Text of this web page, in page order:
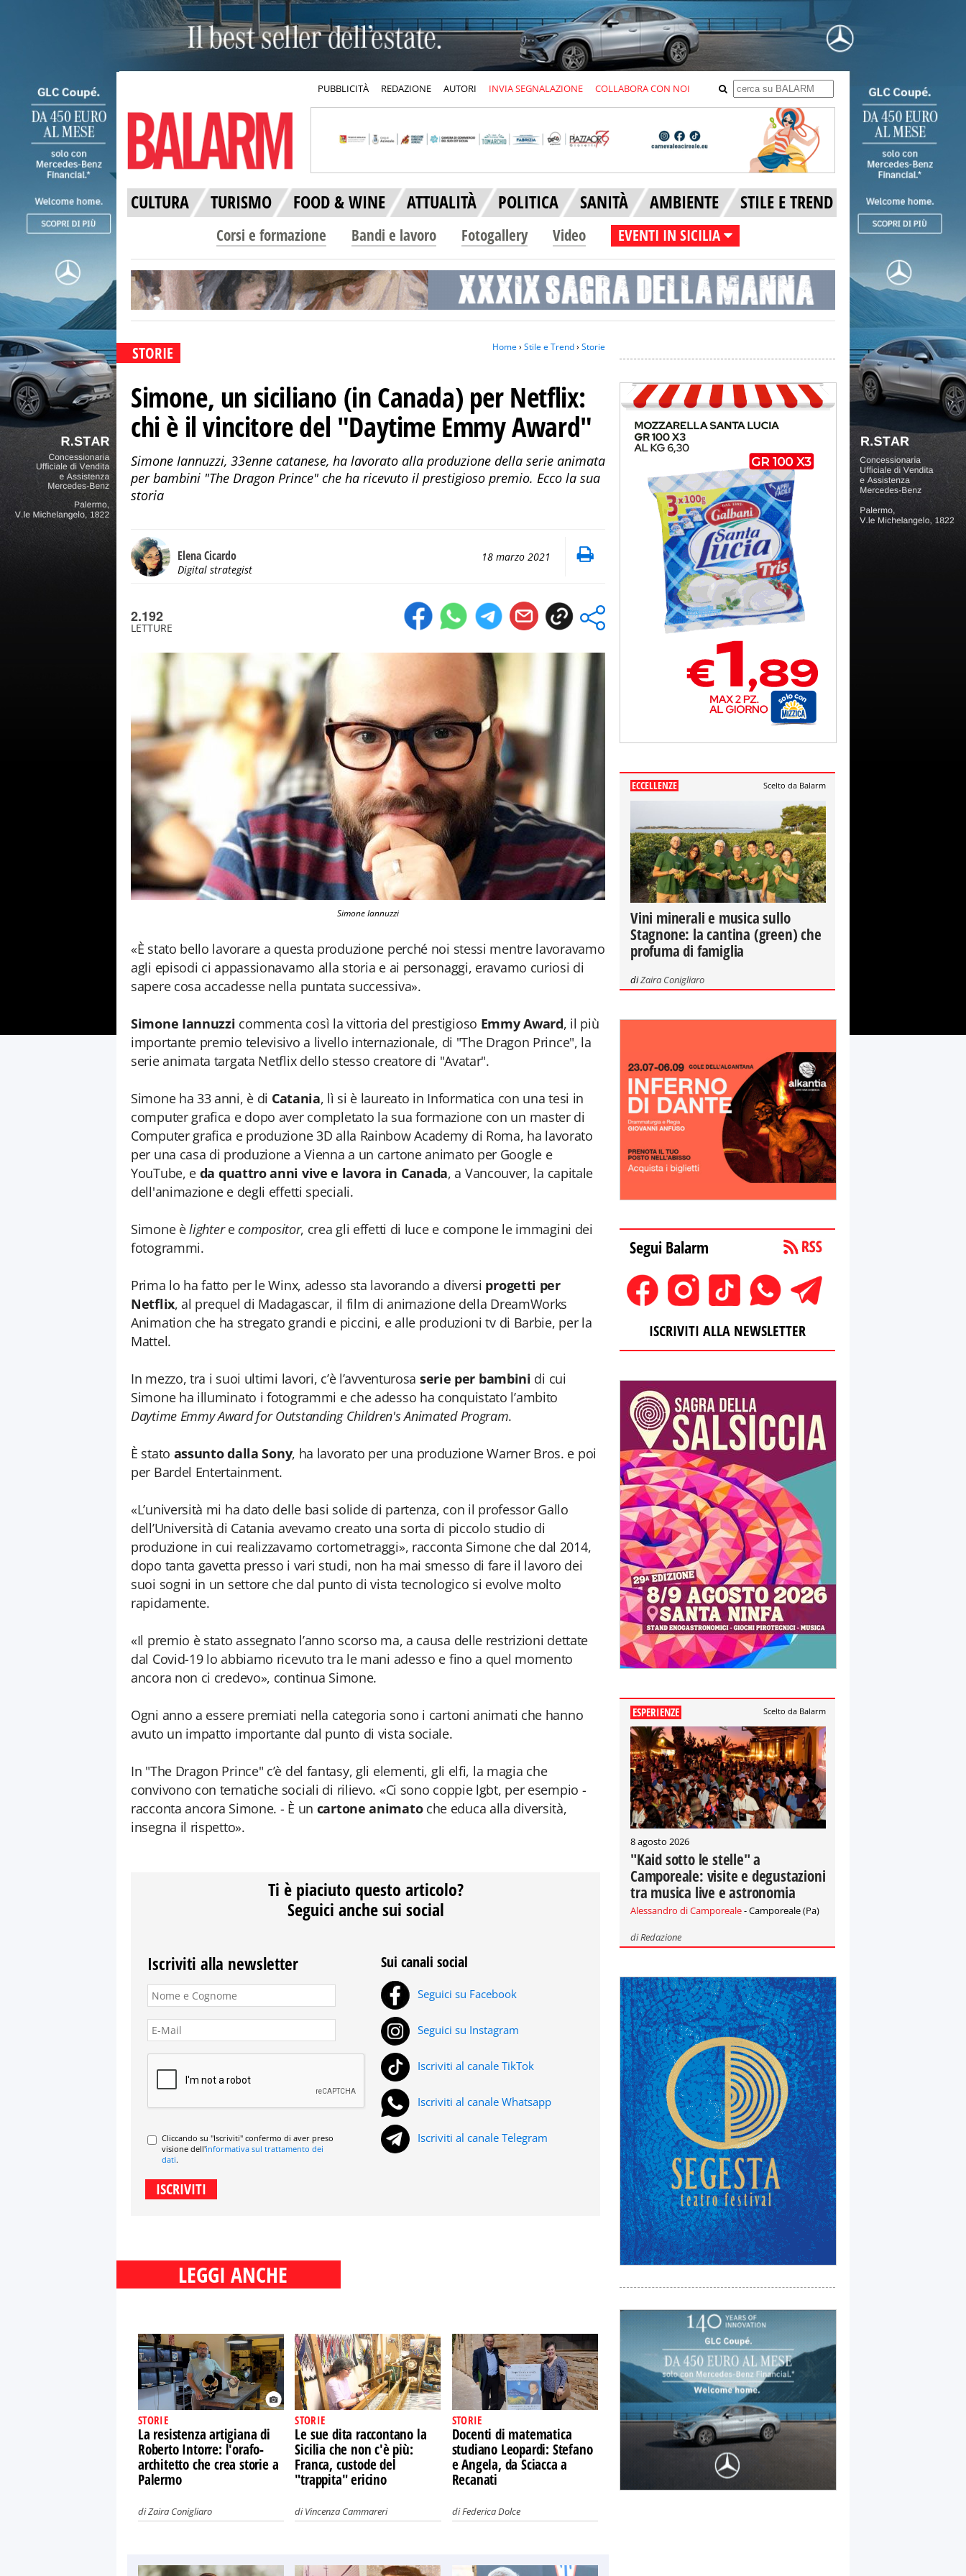
PUBBLICITÀ REDAZIONE AUTORI INVIA SEGNALAZIONE COLLABORA CON NOI
CULTURA TURISMO FOOD & WINE ATTUALITÀ POLITICA SANITÀ AMBIENTE STILE E TREND
Corsi e formazione Bandi e lavoro Fotogallery Video EVENTI IN SICILIA
STORIE Home› Stile e Trend› Storie
Simone, un siciliano (in Canada) per Netflix:
chi è il vincitore del "Daytime Emmy Award"
Simone Iannuzzi, 33enne catanese, ha lavorato alla produzione della serie animata
per bambini "The Dragon Prince" che ha ricevuto il prestigioso premio. Ecco la sua
storia
Elena Cicardo
Digital strategist
18 marzo 2021
2.192
LETTURE
Simone Iannuzzi
«È stato bello lavorare a questa produzione perché noi stessi mentre lavoravamo
agli episodi ci appassionavamo alla storia e ai personaggi, eravamo curiosi di
sapere cosa accadesse nella puntata successiva».
Simone Iannuzzi commenta così la vittoria del prestigioso Emmy Award, il più
importante premio televisivo a livello internazionale, di "The Dragon Prince", la
serie animata targata Netflix dello stesso creatore di "Avatar".
Simone ha 33 anni, è di Catania, lì si è laureato in Informatica con una tesi in
computer grafica e dopo aver completato la sua formazione con un master di
Computer grafica e produzione 3D alla Rainbow Academy di Roma, ha lavorato
per una casa di produzione a Vienna a un cartone animato per Google e
YouTube, e da quattro anni vive e lavora in Canada, a Vancouver, la capitale
dell'animazione e degli effetti speciali.
Simone èlightere compositor, crea gli effetti di luce e compone le immagini dei
fotogrammi.
Prima lo ha fatto per le Winx, adesso sta lavorando a diversi progetti per
Netflix, al prequel di Madagascar, il film di animazione della DreamWorks
Animation che ha stregato grandi e piccini, e alle produzioni tv di Barbie, per la
Mattel.
In mezzo, tra i suoi ultimi lavori, c’è l’avventurosa serie per bambini di cui
Simone ha illuminato i fotogrammi e che adesso ha conquistato l’ambito
Daytime Emmy Award for Outstanding Children's Animated Program.
È stato assunto dalla Sony, ha lavorato per una produzione Warner Bros. e poi
per Bardel Entertainment.
«L’università mi ha dato delle basi solide di partenza, con il professor Gallo
dell’Università di Catania avevamo creato una sorta di piccolo studio di
produzione in cui realizzavamo cortometraggi», racconta Simone che dal 2014,
dopo tanta gavetta presso i vari studi, non ha mai smesso di fare il lavoro dei
suoi sogni in un settore che dal punto di vista tecnologico si evolve molto
rapidamente.
«Il premio è stato assegnato l’anno scorso ma, a causa delle restrizioni dettate
dal Covid-19 lo abbiamo ricevuto tra le mani adesso e fino a quel momento
ancora non ci credevo», continua Simone.
Ogni anno a essere premiati nella categoria sono i cartoni animati che hanno
avuto un impatto importante dal punto di vista sociale.
In "The Dragon Prince" c’è del fantasy, gli elementi, gli elfi, la magia che
convivono con tematiche sociali di rilievo. «Ci sono coppie lgbt, per esempio -
racconta ancora Simone. - È un cartone animato che educa alla diversità,
insegna il rispetto».
Ti è piaciuto questo articolo?
Seguici anche sui social
Iscriviti alla newsletter
Cliccando su "Iscriviti" confermo di aver preso
visione dell'informativa sul trattamento dei
dati.
Sui canali social
Seguici su Facebook
Seguici su Instagram
Iscriviti al canale TikTok
Iscriviti al canale Whatsapp
Iscriviti al canale Telegram
LEGGI ANCHE
STORIE
La resistenza artigiana di
Roberto Intorre: l'orafo-
architetto che crea storie a
Palermo
diZaira Conigliaro
STORIE
Le sue dita raccontano la
Sicilia che non c'è più:
Franca, custode del
"trappita" ericino
diVincenza Cammareri
STORIE
Docenti di matematica
studiano Leopardi: Stefano
e Angela, da Sciacca a
Recanati
diFederica Dolce
ECCELLENZE Scelto da Balarm
Vini minerali e musica sullo
Stagnone: la cantina (green) che
profuma di famiglia
diZaira Conigliaro
Segui Balarm
ISCRIVITI ALLA NEWSLETTER
ESPERIENZE Scelto da Balarm
8 agosto 2026
"Kaid sotto le stelle" a
Camporeale: visite e degustazioni
tra musica live e astronomia
Alessandro di Camporeale- Camporeale (Pa)
diRedazione